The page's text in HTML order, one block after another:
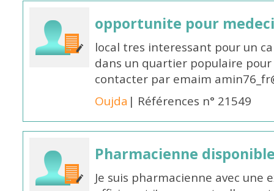
opportunite pour
local tres interessant pour un
dans un quartier populaire
contacter par emaim
Oujda | Références n° 21549
Pharmacienne
Je suis pharmacienne avec